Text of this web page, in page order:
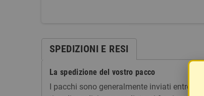
SPEDIZIONI E RESI
La spedizione del vostro pacco
I pacchi sono generalmente inviati entro 2